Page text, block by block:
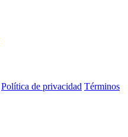
Política de privacidad Términos